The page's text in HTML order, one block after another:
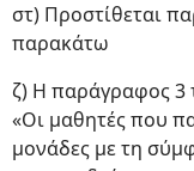
στ) Προστίθεται
παρακάτω
ζ) Η παράγραφος 3
«Οι μαθητές που
μονάδες με τη